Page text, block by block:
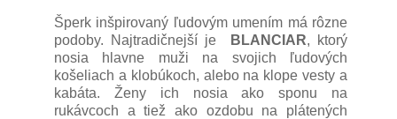
Šperk inšpirovaný ľudovým umením má rôzne
podoby. Najtradičnejší je
BLANCIAR, ktorý
nosia hlavne muži na svojich ľudových
košeliach a klobúkoch, alebo na klope vesty a
kabáta. Ženy ich nosia ako sponu na
rukávcoch a tiež ako ozdobu na plátených